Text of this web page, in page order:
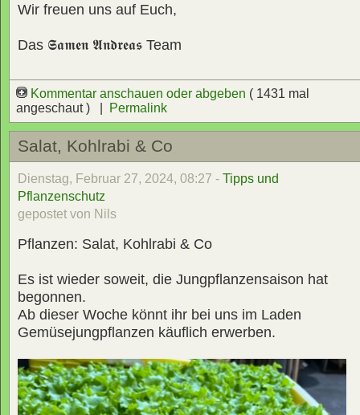
Wir freuen uns auf Euch,
Das 𝕾𝖆𝖒𝖊𝖓 𝕬𝖓𝖉𝖗𝖊𝖆𝖘 Team
Kommentar anschauen oder abgeben ( 1431 mal
angeschaut ) |
Permalink
Salat, Kohlrabi & Co
Dienstag, Februar 27, 2024, 08:27 - Tipps und
Pflanzenschutz
gepostet von Nils
Pflanzen: Salat, Kohlrabi & Co
Es ist wieder soweit, die Jungpflanzensaison hat
begonnen.
Ab dieser Woche könnt ihr bei uns im Laden
Gemüsejungpflanzen käuflich erwerben.